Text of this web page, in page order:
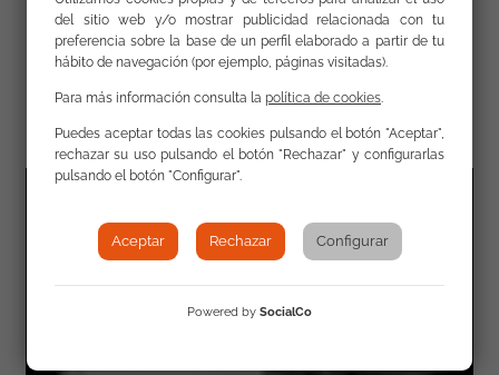
Galería
del sitio web y/o mostrar publicidad relacionada con tu
preferencia sobre la base de un perfil elaborado a partir de tu
hábito de navegación (por ejemplo, páginas visitadas).
Para más información consulta la política de cookies.
Puedes aceptar todas las cookies pulsando el botón "Aceptar",
rechazar su uso pulsando el botón "Rechazar" y configurarlas
pulsando el botón "Configurar".
Aceptar Rechazar Configurar
Powered by SocialCo